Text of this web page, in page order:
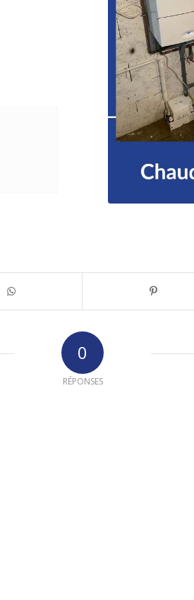
0
RÉPONSES